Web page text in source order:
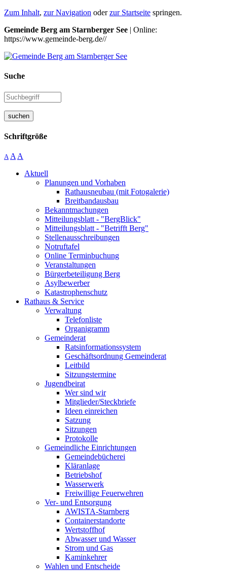
Zum Inhalt, zur Navigation oderzur Startseite springen.
Gemeinde Berg am Starnberger See | Online:
https://www.gemeinde-berg.de//
Suche
suchen
Schriftgröße
A A A
Aktuell
Planungen und Vorhaben
Rathausneubau (mit Fotogalerie)
Breitbandausbau
Bekanntmachungen
Mitteilungsblatt - "BergBlick"
Mitteilungsblatt - "Betrifft Berg"
Stellenausschreibungen
Notruftafel
Online Terminbuchung
Veranstaltungen
Bürgerbeteiligung Berg
Asylbewerber
Katastrophenschutz
Rathaus & Service
Verwaltung
Telefonliste
Organigramm
Gemeinderat
Ratsinformationssystem
Geschäftsordnung Gemeinderat
Leitbild
Sitzungstermine
Jugendbeirat
Wer sind wir
Mitglieder/Steckbriefe
Ideen einreichen
Satzung
Sitzungen
Protokolle
Gemeindliche Einrichtungen
Gemeindebücherei
Kläranlage
Betriebshof
Wasserwerk
Freiwillige Feuerwehren
Ver- und Entsorgung
AWISTA-Starnberg
Containerstandorte
Wertstoffhof
Abwasser und Wasser
Strom und Gas
Kaminkehrer
Wahlen und Entscheide